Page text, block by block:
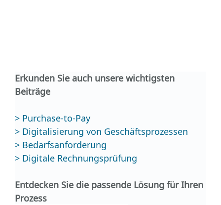
Erkunden Sie auch unsere wichtigsten
Beiträge
> Purchase-to-Pay
> Digitalisierung von Geschäftsprozessen
> Bedarfsanforderung
> Digitale Rechnungsprüfung
Entdecken Sie die passende Lösung für Ihren
Prozess